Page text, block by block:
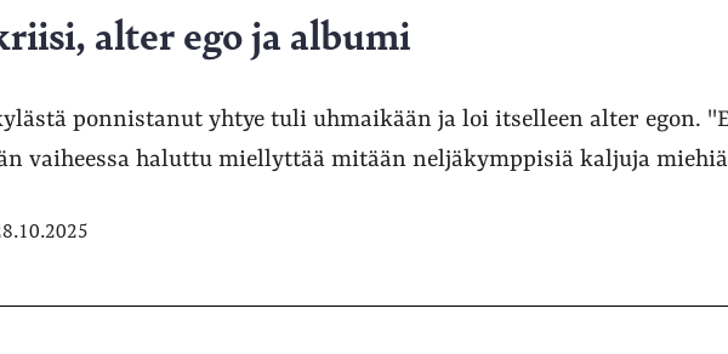
alter ego ja albumi
ponnistanut yhtye tuli uhmaikään ja loi itselleen alter egon.
vaiheessa haluttu miellyttää mitään neljäkymppisiä kaljuja